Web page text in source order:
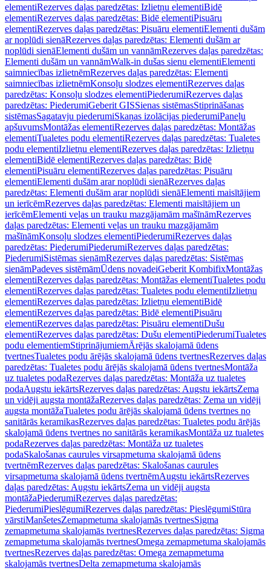
elementiRezerves daļas paredzētas: Izlietņu elementiBidē
elementiRezerves daļas paredzētas: Bidē elementiPisuāru
elementiRezerves daļas paredzētas: Pisuāru elementiElementi dušām
ar noplūdi sienāRezerves daļas paredzētas: Elementi dušām ar
noplūdi sienāElementi dušām un vannāmRezerves daļas paredzētas:
Elementi dušām un vannāmWalk-in dušas sienu elementiElementi
saimniecības izlietnēmRezerves daļas paredzētas: Elementi
saimniecības izlietnēmKonsoļu slodzes elementiRezerves daļas
paredzētas: Konsoļu slodzes elementiPiederumiRezerves daļas
paredzētas: PiederumiGeberit GISSienas sistēmasStiprināšanas
sistēmasSagatavju piederumiSkaņas izolācijas piederumiPaneļu
apšuvumsMontāžas elementiRezerves daļas paredzētas: Montāžas
elementiTualetes podu elementiRezerves daļas paredzētas: Tualetes
podu elementiIzlietņu elementiRezerves daļas paredzētas: Izlietņu
elementiBidē elementiRezerves daļas paredzētas: Bidē
elementiPisuāru elementiRezerves daļas paredzētas: Pisuāru
elementiElementi dušām arar noplūdi sienāRezerves daļas
paredzētas: Elementi dušām arar noplūdi sienāElementi maisītājiem
un ierīcēmRezerves daļas paredzētas: Elementi maisītājiem un
ierīcēmElementi veļas un trauku mazgājamām mašīnāmRezerves
daļas paredzētas: Elementi veļas un trauku mazgājamām
mašīnāmKonsoļu slodzes elementiPiederumiRezerves daļas
paredzētas: PiederumiPiederumiRezerves daļas paredzētas:
PiederumiSistēmas sienāmRezerves daļas paredzētas: Sistēmas
sienāmPadeves sistēmāmŪdens novadeiGeberit KombifixMontāžas
elementiRezerves daļas paredzētas: Montāžas elementiTualetes podu
elementiRezerves daļas paredzētas: Tualetes podu elementiIzlietņu
elementiRezerves daļas paredzētas: Izlietņu elementiBidē
elementiRezerves daļas paredzētas: Bidē elementiPisuāru
elementiRezerves daļas paredzētas: Pisuāru elementiDušu
elementiRezerves daļas paredzētas: Dušu elementiPiederumiTualetes
podu elementiemStiprinājumiemĀrējās skalojamā ūdens
tvertnesTualetes podu ārējās skalojamā ūdens tvertnesRezerves daļas
paredzētas: Tualetes podu ārējās skalojamā ūdens tvertnesMontāža
uz tualetes podaRezerves daļas paredzētas: Montāža uz tualetes
podaAugstu iekārtsRezerves daļas paredzētas: Augstu iekārtsZema
un vidēji augsta montāžaRezerves daļas paredzētas: Zema un vidēji
augsta montāžaTualetes podu ārējās skalojamā ūdens tvertnes no
sanitārās keramikasRezerves daļas paredzētas: Tualetes podu ārējās
skalojamā ūdens tvertnes no sanitārās keramikasMontāža uz tualetes
podaRezerves daļas paredzētas: Montāža uz tualetes
podaSkalošanas caurules virsapmetuma skalojamā ūdens
tvertnēmRezerves daļas paredzētas: Skalošanas caurules
virsapmetuma skalojamā ūdens tvertnēmAugstu iekārtsRezerves
daļas paredzētas: Augstu iekārtsZema un vidēji augsta
montāžaPiederumiRezerves daļas paredzētas:
PiederumiPieslēgumiRezerves daļas paredzētas: PieslēgumiStūra
vārstiManšetesZemapmetuma skalojamās tvertnesSigma
zemapmetuma skalojamās tvertnesRezerves daļas paredzētas: Sigma
zemapmetuma skalojamās tvertnesOmega zemapmetuma skalojamās
tvertnesRezerves daļas paredzētas: Omega zemapmetuma
skalojamās tvertnesDelta zemapmetuma skalojamās